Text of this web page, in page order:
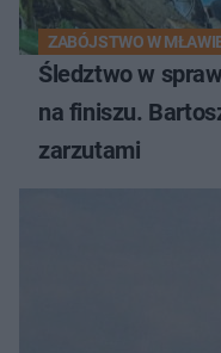
ZABÓJSTWO W
Śledztwo w
na finiszu.
zarzutami